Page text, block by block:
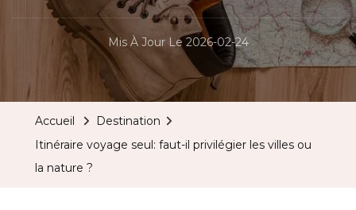
Mis À Jour Le 2026-02-24
Accueil
Destination
Itinéraire voyage seul: faut-il privilégier les villes ou
la nature ?